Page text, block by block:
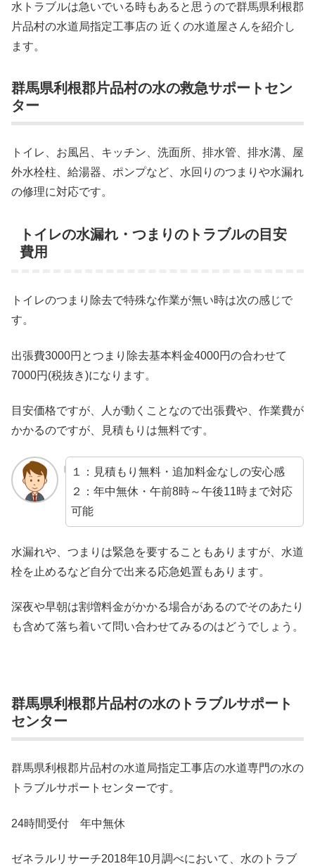
水トラブルは急いでいる時もあると思うので群馬県利根郡
片品村の水道局指定工事店の 近くの水道屋さんを紹介し
ます。
群馬県利根郡片品村の水の救急サポートセン
ター
トイレ、お風呂、キッチン、洗面所、排水管、排水溝、屋
外水栓柱、給湯器、ポンプなど、水回りのつまりや水漏れ
の修理に対応です。
トイレの水漏れ・つまりのトラブルの目安
費用
トイレのつまり除去で特殊な作業が無い時は次の感じで
す。
出張費3000円とつまり除去基本料金4000円の合わせて
7000円(税抜き)になります。
目安価格ですが、人が動くことなので出張費や、作業費が
かかるのですが、見積もりは無料です。
１：見積もり無料・追加料金なしの安心感
２：年中無休・午前8時～午後11時まで対応
可能
水漏れや、つまりは緊急を要することもありますが、水道
栓を止めるなど自分で出来る応急処置もあります。
深夜や早朝は割増料金がかかる場合があるのでそのあたり
も含めて落ち着いて問い合わせてみるのはどうでしょう。
群馬県利根郡片品村の水のトラブルサポート
センター
群馬県利根郡片品村の水道局指定工事店の水道専門の水の
トラブルサポートセンターです。
24時間受付 年中無休
ゼネラルリサーチ2018年10月調べにおいて、水のトラブ